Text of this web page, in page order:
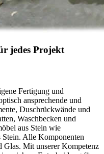
jedes Projekt
Fertigung und
ansprechende und
Duschrückwände und
Waschbecken und
aus Stein wie
Stein. Alle Komponenten
Glas. Mit unserer Kompetenz